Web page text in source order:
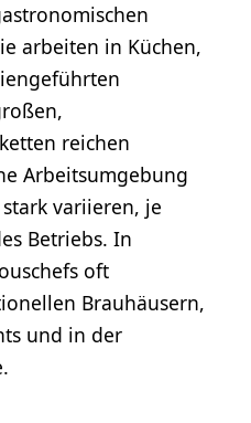
arbeiten in Küchen,
reichen
Arbeitsumgebung
variieren, je
Betriebs. In
oft
Brauhäusern,
und in der